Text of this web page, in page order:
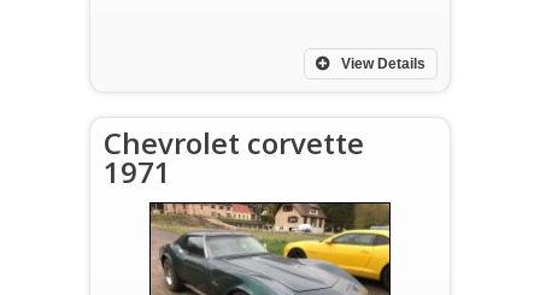
View Details
Chevrolet corvette
1971